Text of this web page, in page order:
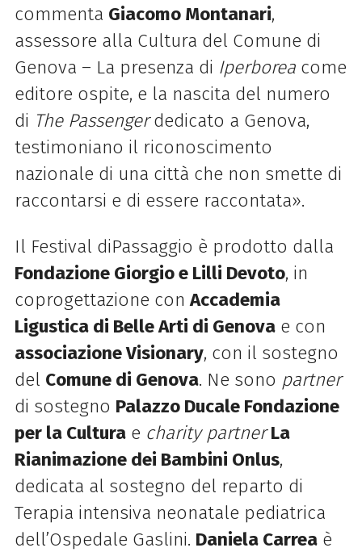
commenta Giacomo Montanari,
assessore alla Cultura del Comune di
Genova – La presenza di Iperborea come
editore ospite, e la nascita del numero
di The Passengerdedicato a Genova,
testimoniano il riconoscimento
nazionale di una città che non smette di
raccontarsi e di essere raccontata».
Il Festival diPassaggio è prodotto dalla
Fondazione Giorgio e Lilli Devoto, in
coprogettazione conAccademia
Ligustica di Belle Arti di Genovae con
associazione Visionary, con il sostegno
del Comune di Genova. Ne sono partner
di sostegno Palazzo Ducale Fondazione
per la Culturae charity partner La
Rianimazione dei Bambini Onlus,
dedicata al sostegno del reparto di
Terapia intensiva neonatale pediatrica
dell’Ospedale Gaslini. Daniela Carreaè